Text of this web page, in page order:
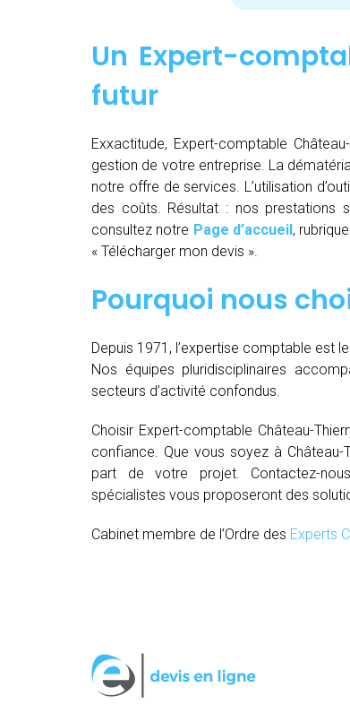
Un Expert-
futur
Exxactitude, Expert-comptable
gestion de votre entreprise. La
notre offre de services. L’utilisation
des coûts. Résultat : nos prestations
consultez notre Page d’accueil,
« Télécharger mon devis ».
Pourquoi nous
Depuis 1971, l’expertise comptable est
Nos équipes pluridisciplinaires
secteurs d’activité confondus.
Choisir Expert-comptable Château-
confiance. Que vous soyez à Château-
part de votre projet. Contactez-
spécialistes vous proposeront des
Cabinet membre de l’Ordre des Experts